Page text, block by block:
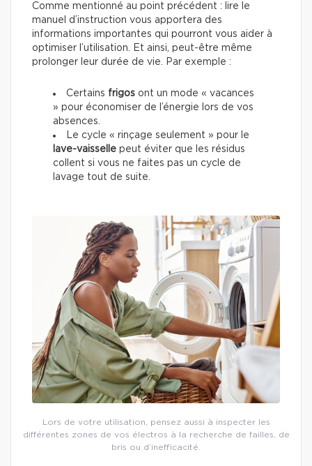
Comme mentionné au point précédent : lire le
manuel d’instruction vous apportera des
informations importantes qui pourront vous aider à
optimiser l’utilisation. Et ainsi, peut-être même
prolonger leur durée de vie. Par exemple :
Certains frigos ont un mode « vacances
» pour économiser de l’énergie lors de vos
absences.
Le cycle « rinçage seulement » pour le
lave-vaisselle peut éviter que les résidus
collent si vous ne faites pas un cycle de
lavage tout de suite.
Lors de votre utilisation, pensez aussi à inspecter les
différentes zones de vos électros à la recherche de failles, de
bris ou d’inefficacité.